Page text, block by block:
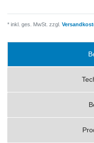
* inkl. ges. MwSt. zzgl.